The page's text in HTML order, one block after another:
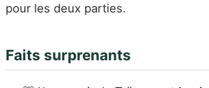
pour les deux parties.
Faits surprenants